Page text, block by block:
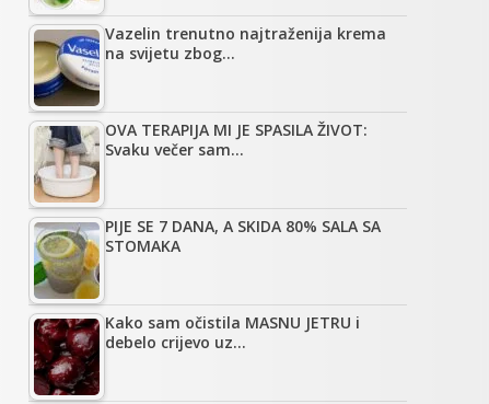
Vazelin trenutno najtraženija krema
na svijetu zbog…
OVA TERAPIJA MI JE SPASILA ŽIVOT:
Svaku večer sam…
PIJE SE 7 DANA, A SKIDA 80% SALA SA
STOMAKA
Kako sam očistila MASNU JETRU i
debelo crijevo uz…